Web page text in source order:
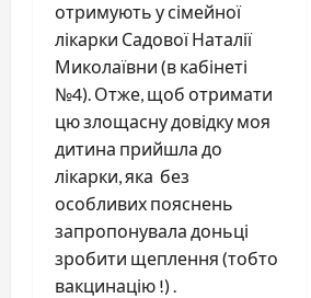
отримують у сімейної
лікарки Садової Наталії
Миколаївни (в кабінеті
№4). Отже, щоб отримати
цю злощасну довідку моя
дитина прийшла до
лікарки, яка без
особливих пояснень
запропонувала доньці
зробити щеплення (тобто
вакцинацію !) .